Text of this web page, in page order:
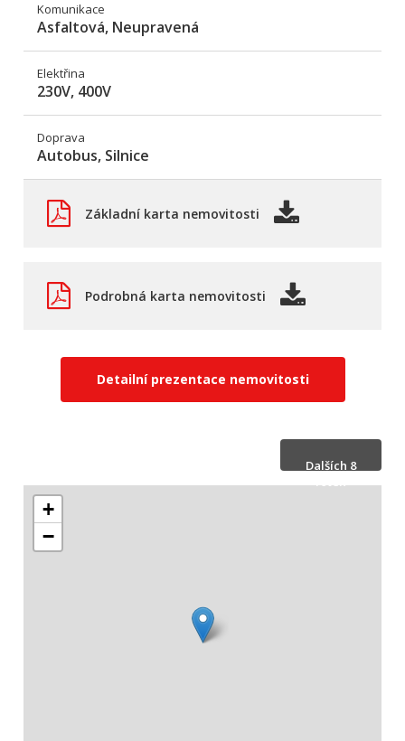
Komunikace
Asfaltová, Neupravená
Elektřina
230V, 400V
Doprava
Autobus, Silnice
Základní karta nemovitosti
Podrobná karta nemovitosti
Detailní prezentace nemovitosti
Dalších 8
fotek
+
−